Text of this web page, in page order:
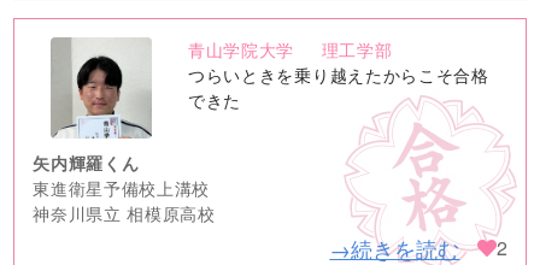
no
image
青山学院大学
理工学部
つらいときを乗り越えたからこそ合格
できた
矢内輝羅くん
東進衛星予備校上溝校
神奈川県立 相模原高校
→続きを読む 2